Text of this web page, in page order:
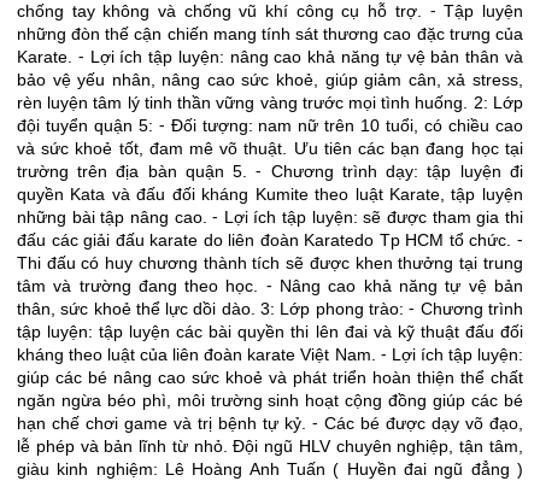
chống tay không và chống vũ khí công cụ hỗ trợ. ⁃ Tập luyện
những đòn thế cận chiến mang tính sát thương cao đặc trưng của
Karate. ⁃ Lợi ích tập luyện: nâng cao khả năng tự vệ bản thân và
bảo vệ yếu nhân, nâng cao sức khoẻ, giúp giảm cân, xả stress,
rèn luyện tâm lý tinh thần vững vàng trước mọi tình huống. 2: Lớp
đội tuyển quận 5: ⁃ Đối tượng: nam nữ trên 10 tuổi, có chiều cao
và sức khoẻ tốt, đam mê võ thuật. Ưu tiên các bạn đang học tại
trường trên địa bàn quận 5. ⁃ Chương trình dạy: tập luyện đi
quyền Kata và đấu đối kháng Kumite theo luật Karate, tập luyện
những bài tập nâng cao. ⁃ Lợi ích tập luyện: sẽ được tham gia thi
đấu các giải đấu karate do liên đoàn Karatedo Tp HCM tổ chức. ⁃
Thi đấu có huy chương thành tích sẽ được khen thưởng tại trung
tâm và trường đang theo học. ⁃ Nâng cao khả năng tự vệ bản
thân, sức khoẻ thể lực dồi dào. 3: Lớp phong trào: ⁃ Chương trình
tập luyện: tập luyện các bài quyền thi lên đai và kỹ thuật đấu đối
kháng theo luật của liên đoàn karate Việt Nam. ⁃ Lợi ích tập luyện:
giúp các bé nâng cao sức khoẻ và phát triển hoàn thiện thể chất
ngăn ngừa béo phì, môi trường sinh hoạt cộng đồng giúp các bé
hạn chế chơi game và trị bệnh tự kỷ. ⁃ Các bé được dạy võ đạo,
lễ phép và bản lĩnh từ nhỏ. Đội ngũ HLV chuyên nghiệp, tận tâm,
giàu kinh nghiệm: Lê Hoàng Anh Tuấn ( Huyền đai ngũ đẳng )